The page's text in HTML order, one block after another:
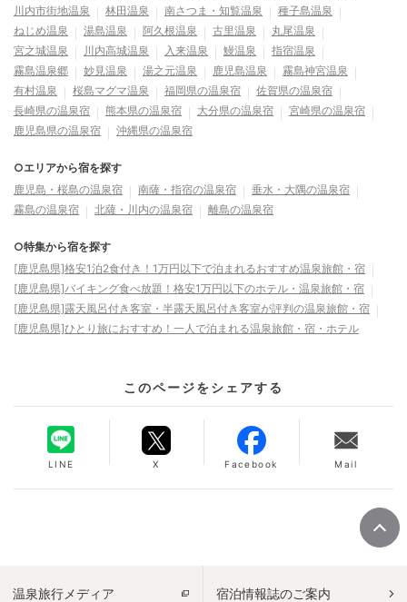
川内市街地温泉
林田温泉 南さつま・知覧温泉
種子島温泉
ねじめ温泉
湯島温泉 阿久根温泉 古里温泉
丸尾温泉
宮之城温泉
川内高城温泉 入来温泉 鰻温泉
指宿温泉
霧島温泉郷
妙見温泉 湯之元温泉 鹿児島温泉
霧島神宮温泉
有村温泉
桜島マグマ温泉 福岡県の温泉宿
佐賀県の温泉宿
長崎県の温泉宿
熊本県の温泉宿 大分県の温泉宿
宮崎県の温泉宿
鹿児島県の温泉宿
沖縄県の温泉宿
○エリアから宿を探す
鹿児島・桜島の温泉宿
南薩・指宿の温泉宿
垂水・大隅の温泉宿
霧島の温泉宿
北薩・川内の温泉宿 離島の温泉宿
○特集から宿を探す
[鹿児島県]格安1泊2食付き！1万円以下で泊まれるおすすめ温泉旅館・宿
[鹿児島県]バイキング食べ放題！格安1万円以下のホテル・温泉旅館・宿
[鹿児島県]露天風呂付き客室・半露天風呂付き客室が評判の温泉旅館・宿
[鹿児島県]ひとり旅におすすめ！一人で泊まれる温泉旅館・宿・ホテル
このページをシェアする
LINE X Facebook Mail
温泉旅行メディア 宿泊情報誌のご案内